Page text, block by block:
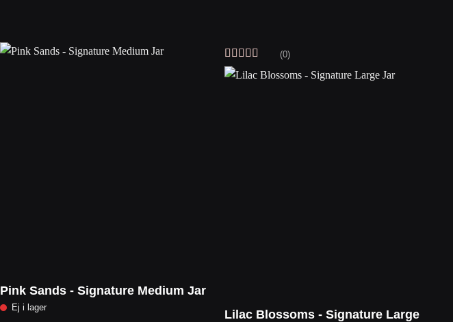
Pink Sands - Signature Medium Jar
Vurdert 5av
5
(0)
Lilac Blossoms - Signature Large